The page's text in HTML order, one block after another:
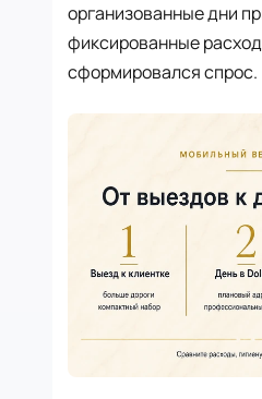
организованные дни
фиксированные
сформировался спрос.